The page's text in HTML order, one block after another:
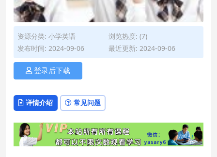
资源分类: 小学英语
浏览热度: (7)
发布时间: 2024-09-06
最近更新: 2024-09-06
登录后下载
详情介绍 常见问题